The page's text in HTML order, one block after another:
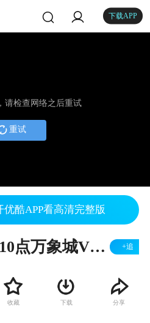
下载APP
请检查网络之后重试
重试
酷APP看高清完整版
2013年08月28日10点万象城V站迎来了市领导送来的50本交通地图 +追
收藏 下载 分享